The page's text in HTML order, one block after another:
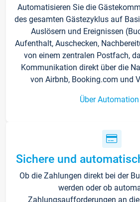
Automatisieren Sie die
des gesamten Gästezyklus auf
Auslösern und Ereignissen
Aufenthalt, Auschecken,
von einem zentralen Postfach,
Kommunikation direkt über die
von Airbnb, Booking.com und
Über Automation
Sichere und
Ob die Zahlungen direkt bei der
werden oder ob
Zahlungsaufforderungen an